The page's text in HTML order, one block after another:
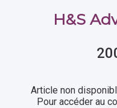
H&S
Article non
Pour accéder au